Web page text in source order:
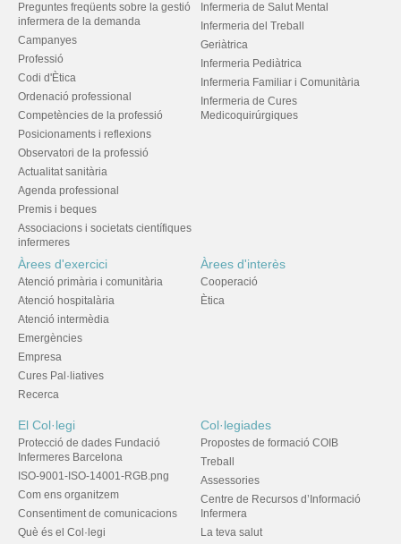
Preguntes freqüents sobre la gestió
infermera de la demanda
Campanyes
Professió
Codi d'Ètica
Ordenació professional
Competències de la professió
Posicionaments i reflexions
Observatori de la professió
Actualitat sanitària
Agenda professional
Premis i beques
Associacions i societats científiques
infermeres
Infermeria de Salut Mental
Infermeria del Treball
Geriàtrica
Infermeria Pediàtrica
Infermeria Familiar i Comunitària
Infermeria de Cures
Medicoquirúrgiques
Àrees d'exercici
Atenció primària i comunitària
Atenció hospitalària
Atenció intermèdia
Emergències
Empresa
Cures Pal·liatives
Recerca
Àrees d'interès
Cooperació
Ètica
El Col·legi
Protecció de dades Fundació
Infermeres Barcelona
ISO-9001-ISO-14001-RGB.png
Com ens organitzem
Consentiment de comunicacions
Què és el Col·legi
Col·legiades
Propostes de formació COIB
Treball
Assessories
Centre de Recursos d’Informació
Infermera
La teva salut